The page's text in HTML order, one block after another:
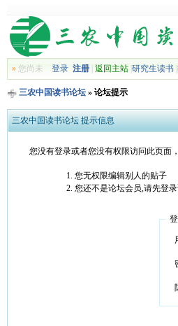
»您尚未 登录 注册| 返回主站| 研究生读书|
三农中国读书论坛» 论坛提示
三农中国读书论坛 提示信息
您没有登录或者您没有权限访问此页面
您无权限编辑别人的贴子
您还不是论坛会员,请先登